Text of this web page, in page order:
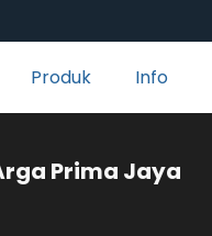
Produk Info
Jaya